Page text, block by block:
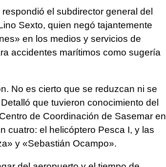
el subdirector general del
Sexto, quien negó tajantemente
en los medios y servicios de
accidentes marítimos como sugería
No es cierto que se reduzcan ni se
que tuvieron conocimiento del
de Coordinación de Sasemar en
cuatro: el helicóptero Pesca I, y las
y «Sebastián Ocampo».